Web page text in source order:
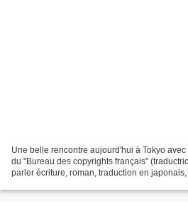
Une belle rencontre aujourd'hui à Tokyo
du "Bureau des copyrights français"
parler écriture, roman, traduction en